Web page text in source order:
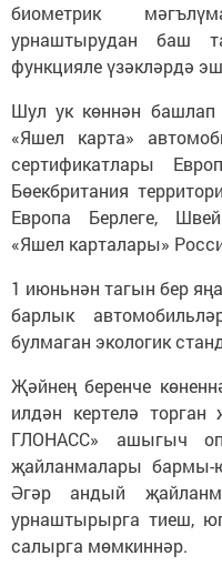
биометрик
урнаштырудан баш
функцияле үзәкләрдә
Шул ук көннән башлап
«Яшел карта»
сертификатлары
Бөекбритания
Европа Берлеге,
«Яшел карталары»
1 июньнән тагын бер
барлык
булмаган экологик
Җәйнең беренче
илдән кертелә
ГЛОНАСС» ашыгыч
җайланмалары бармы-
Әгәр андый
урнаштырырга тиеш,
салырга мөмкиннәр.